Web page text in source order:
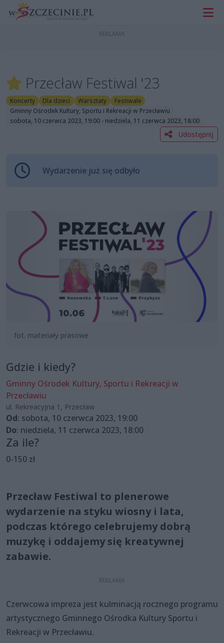
Przecław Festiwal '23
Koncerty Dla dzieci Warsztaty
Festiwale
Gminny Ośrodek Kultury, Sportu i Rekreacji w Przecławiu
sobota, 10 czerwca 2023, 19:00 - niedziela, 11 czerwca 2023, 18:00
Udostępnij
Wydarzenie już się odbyło
fot. materiały prasowe
Gdzie i kiedy?
Gminny Ośrodek Kultury, Sportu i Rekreacji w
Przecławiu
ul. Rekreacyjna 1, Przecław
Od: sobota, 10 czerwca 2023, 19:00
Do: niedziela, 11 czerwca 2023, 18:00
Za ile?
0-150 zł
Przecław Festiwal to plenerowe
wydarzenie na styku wiosny i lata,
podczas którego celebrujemy dobrą
muzykę i oddajemy się kreatywnej
zabawie.
Czerwcowa impreza jest kulminacją rocznego programu
artystycznego Gminnego Ośrodka Kultury Sportu i
Rekreacji w Przecławiu.